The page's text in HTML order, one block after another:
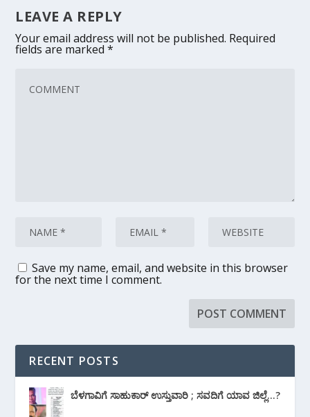
LEAVE A REPLY
Your email address will not be published. Required
fields are marked*
Save my name, email, and website in this browser
for the next time I comment.
RECENT POSTS
ಬೆಳಗಾವಿಗೆ ಸಾಹುಕಾರ್ ಉಸ್ತುವಾರಿ ; ಸವದಿಗೆ ಯಾವ ಜಿಲ್ಲೆ…?